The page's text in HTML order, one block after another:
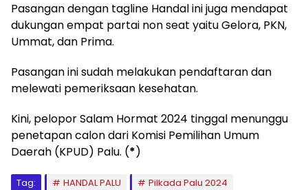
Pasangan dengan tagline Handal ini juga mendapat
dukungan empat partai non seat yaitu Gelora, PKN,
Ummat, dan Prima.
Pasangan ini sudah melakukan pendaftaran dan
melewati pemeriksaan kesehatan.
Kini, pelopor Salam Hormat 2024 tinggal menunggu
penetapan calon dari Komisi Pemilihan Umum
Daerah (KPUD) Palu. (*)
Tag: HANDAL PALU Pilkada Palu 2024